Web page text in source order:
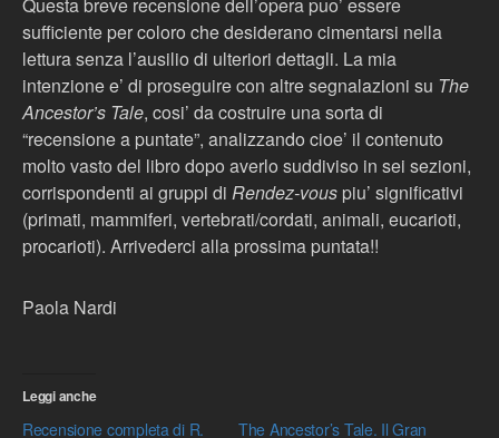
sufficiente per coloro che desiderano cimentarsi nella
lettura senza l’ausilio di ulteriori dettagli. La mia
intenzione e’ di proseguire con altre segnalazioni su The
Ancestor’s Tale, cosi’ da costruire una sorta di
“recensione a puntate”, analizzando cioe’ il contenuto
molto vasto del libro dopo averlo suddiviso in sei sezioni,
corrispondenti ai gruppi di Rendez-vous piu’ significativi
(primati, mammiferi, vertebrati/cordati, animali, eucarioti,
procarioti). Arrivederci alla prossima puntata!!
Paola Nardi
Leggi anche
Recensione completa di R.
The Ancestor’s Tale. Il Gran